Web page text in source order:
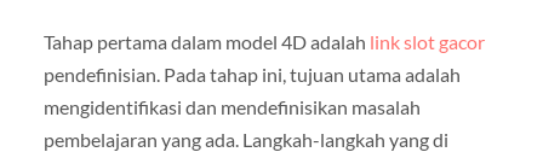
Tahap pertama dalam model 4D adalah link slot gacor
pendefinisian. Pada tahap ini, tujuan utama adalah
mengidentifikasi dan mendefinisikan masalah
pembelajaran yang ada. Langkah-langkah yang di